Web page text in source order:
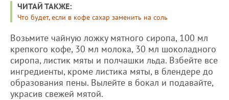
ЧИТАЙ ТАКЖЕ:
Что будет, если в кофе сахар заменить на соль
Возьмите чайную ложку мятного сиропа, 100 мл
крепкого кофе, 30 мл молока, 30 мл шоколадного
сиропа, листик мяты и полчашки льда. Взбейте все
ингредиенты, кроме листика мяты, в блендере до
образования пены. Вылейте в бокал и подавайте,
украсив свежей мятой.